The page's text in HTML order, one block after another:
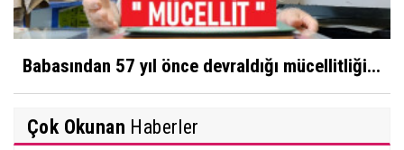
Babasından 57 yıl önce devraldığı mücellitliği...
Çok Okunan Haberler